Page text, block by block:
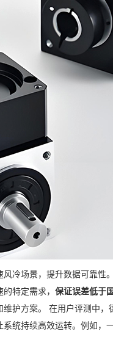
冷场景，提升数据可靠性。
特定需求， 保证误差低于
护方案。 在用户评测中，
统持续高效运转。例如，